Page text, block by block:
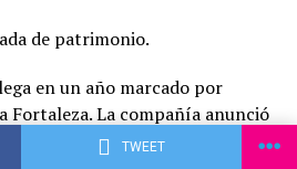
TWEET
de patrimonio.
en un año marcado por
La compañía anunció
del terreno más grande de